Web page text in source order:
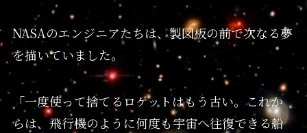
NASAのエンジニアたちは、製図板の前で次なる夢
を描いていました。
「一度使って捨てるロケットはもう古い。これか
らは、飛行機のように何度も宇宙へ往復できる船